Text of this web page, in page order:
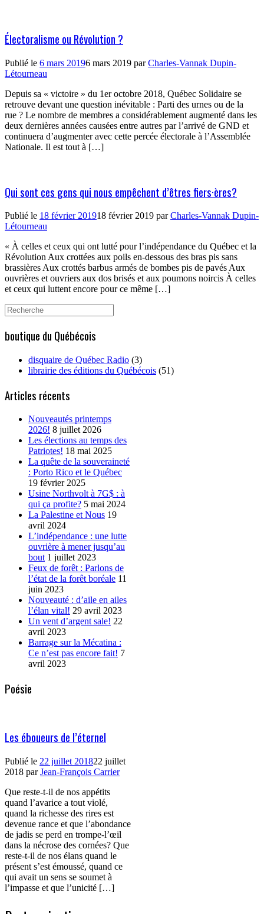
Électoralisme ou Révolution ?
Publié le 6 mars 20196 mars 2019 parCharles-Vannak Dupin-
Létourneau
Depuis sa « victoire » du 1er octobre 2018, Québec Solidaire se
retrouve devant une question inévitable : Parti des urnes ou de la
rue ? Le nombre de membres a considérablement augmenté dans les
deux dernières années causées entre autres par l’arrivé de GND et
continuera d’augmenter avec cette percée électorale à l’Assemblée
Nationale. Il est tout à […]
Qui sont ces gens qui nous empêchent d’êtres fiers·ères?
Publié le 18 février 201918 février 2019 parCharles-Vannak Dupin-
Létourneau
« À celles et ceux qui ont lutté pour l’indépendance du Québec et la
Révolution Aux crottées aux poils en-dessous des bras pis sans
brassières Aux crottés barbus armés de bombes pis de pavés Aux
ouvrières et ouvriers aux dos brisés et aux poumons noircis À celles
et ceux qui luttent encore pour ce même […]
Search
for:
boutique du Québécois
disquaire de Québec Radio (3)
librairie des éditions du Québécois (51)
Articles récents
Nouveautés printemps
2026! 8 juillet 2026
Les élections au temps des
Patriotes! 18 mai 2025
La quête de la souveraineté
: Porto Rico et le Québec
19 février 2025
Usine Northvolt à 7G$ : à
qui ça profite? 5 mai 2024
La Palestine et Nous 19
avril 2024
L’indépendance : une lutte
ouvrière à mener jusqu’au
bout 1 juillet 2023
Feux de forêt : Parlons de
l’état de la forêt boréale 11
juin 2023
Nouveauté : d’aile en ailes
l’élan vital! 29 avril 2023
Un vent d’argent sale! 22
avril 2023
Barrage sur la Mécatina :
Ce n’est pas encore fait! 7
avril 2023
Poésie
Les éboueurs de l’éternel
Publié le 22 juillet 201822 juillet
2018 parJean-François Carrier
Que reste-t-il de nos appétits
quand l’avarice a tout violé,
quand la richesse des rires est
devenue rance et que l’abondance
de jadis se perd en trompe-l’œil
dans la nécrose des cornées? Que
reste-t-il de nos élans quand le
présent s’est émoussé, quand ce
qui avait un sens se soumet à
l’impasse et que l’unicité […]